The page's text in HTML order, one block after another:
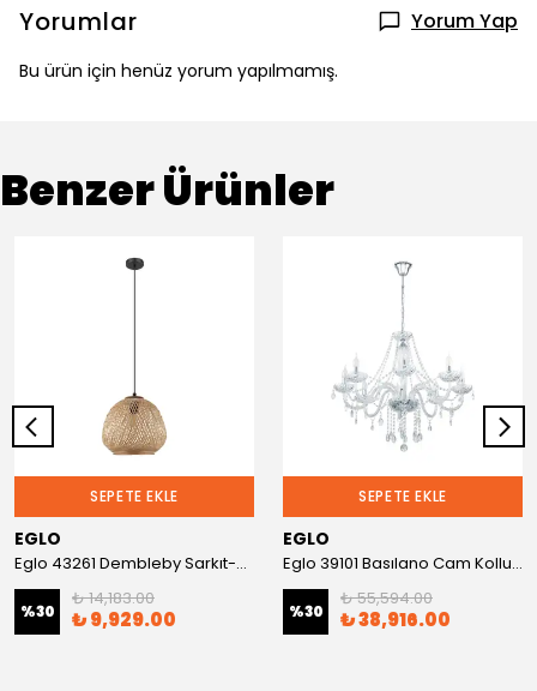
Yorumlar Yorum Yap
Bu ürün için henüz yorum yapılmamış.
Benzer Ürünler
SEPETE EKLE
EGLO
Eglo 43261 Dembleby Sarkıt-Avize
%30
₺ 14,183.00
₺ 9,929.00
SEPETE EKLE
EGLO
Eglo 39101 Basılano Cam Kollu Sarkıt-Avize
%30
₺ 55,594.00
₺ 38,916.00